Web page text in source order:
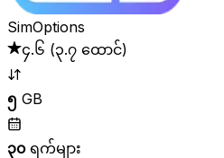
SimOptions
၄.၆ (၃.၇ ထောင်)
၅ GB
၃၀ရက်များ